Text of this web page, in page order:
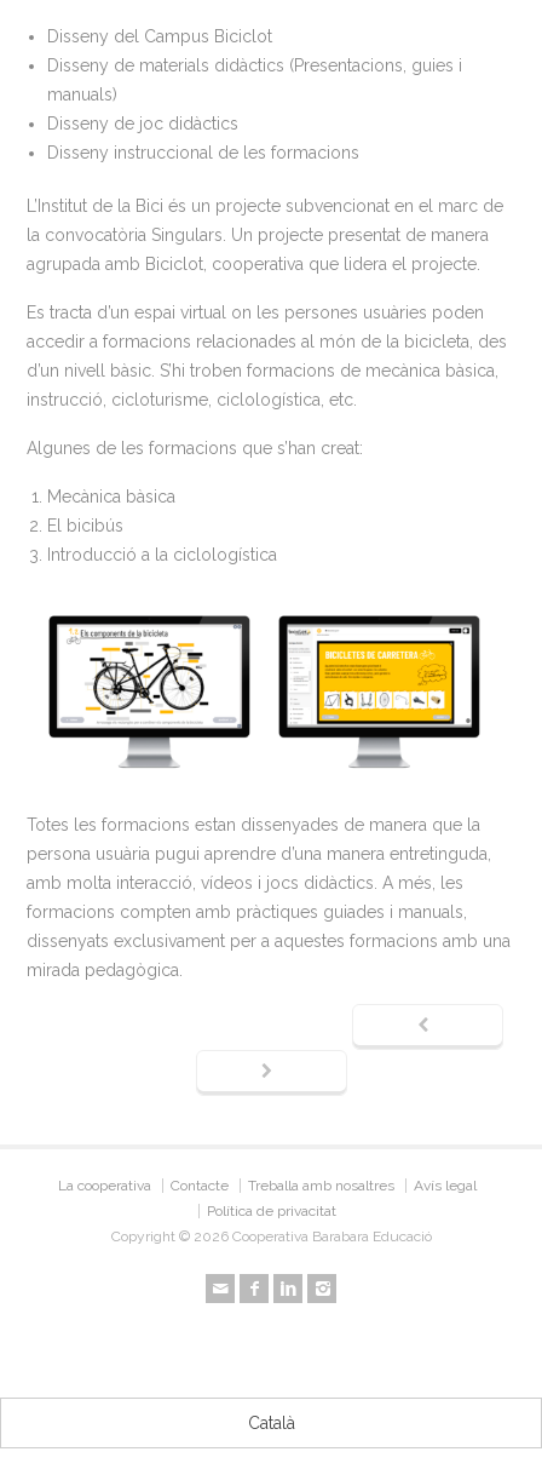
Disseny del Campus Biciclot
Disseny de materials didàctics (Presentacions, guies i
manuals)
Disseny de joc didàctics
Disseny instruccional de les formacions
L’Institut de la Bici és un projecte subvencionat en el marc de
la convocatòria Singulars. Un projecte presentat de manera
agrupada amb Biciclot, cooperativa que lidera el projecte.
Es tracta d’un espai virtual on les persones usuàries poden
accedir a formacions relacionades al món de la bicicleta, des
d’un nivell bàsic. S’hi troben formacions de mecànica bàsica,
instrucció, cicloturisme, ciclologística, etc.
Algunes de les formacions que s’han creat:
Mecànica bàsica
El bicibús
Introducció a la ciclologística
Totes les formacions estan dissenyades de manera que la
persona usuària pugui aprendre d’una manera entretinguda,
amb molta interacció, vídeos i jocs didàctics. A més, les
formacions compten amb pràctiques guiades i manuals,
dissenyats exclusivament per a aquestes formacions amb una
mirada pedagògica.
La cooperativa Contacte Treballa amb nosaltres
Avís legal
Política de privacitat
Copyright © 2026 Cooperativa Barabara Educació
Català